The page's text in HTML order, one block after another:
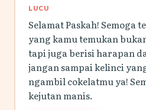
LUCU
Selamat Paskah! Semoga
yang kamu temukan
tapi juga berisi harapan
jangan sampai kelinci
ngambil cokelatmu ya!
kejutan manis.